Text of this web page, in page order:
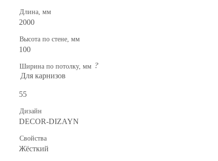
Длина, мм
2000
Высота по стене, мм
100
Ширина по потолку, мм ?
Для карнизов
55
Дизайн
DECOR-DIZAYN
Свойства
Жёсткий